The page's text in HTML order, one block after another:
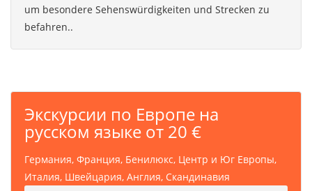
um besondere Sehenswürdigkeiten und Strecken zu
befahren..
Экскурсии по Европе на
русском языке от 20 €
Германия, Франция, Бенилюкс, Центр и Юг Европы,
Италия, Швейцария, Англия, Скандинавия